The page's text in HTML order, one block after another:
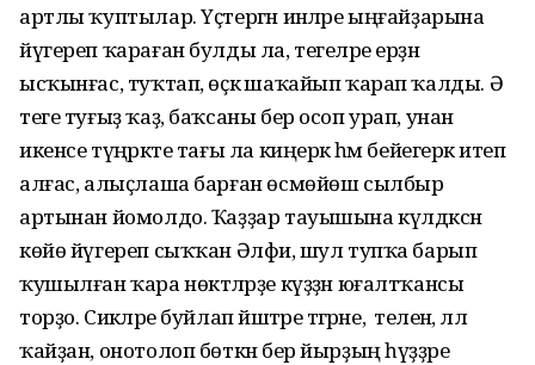
артлы ҡуптылар. Үҫтергән инәләре ыңғайҙарына
йүгереп ҡараған булды ла, тегеләре ерҙән
ысҡынғас, туҡтап, өҫкә шаҡайып ҡарап ҡалды. Ә
теге туғыҙ ҡаҙ, баҡсаны бер осоп урап, унан
икенсе түңәрәкте тағы ла киңерәк һәм бейегерәк итеп
алғас, алыҫлаша барған өсмөйөш сылбыр
артынан йомолдо. Ҡаҙҙар тауышына күлдәксән
көйө йүгереп сыҡҡан Әлфиә, шул тупҡа барып
ҡушылған ҡара нөктәләрҙе күҙҙән юғалтҡансы
торҙо. Сикәләре буйлап йәштәре тәгәрәне, ә теленә, әллә
ҡайҙан, онотолоп бөткән бер йырҙың һүҙҙәре